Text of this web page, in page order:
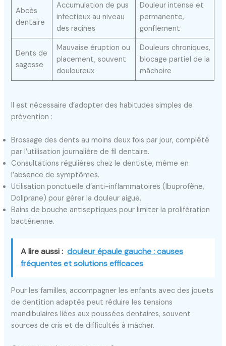
Abcès
dentaire
Accumulation de pus
infectieux au niveau
des racines
Douleur intense et
permanente,
gonflement
Dents de
sagesse
Mauvaise éruption ou
placement, souvent
douloureux
Douleurs chroniques,
blocage partiel de la
mâchoire
Il est nécessaire d’adopter des habitudes simples de
prévention :
Brossage des dents au moins deux fois par jour, complété
par l’utilisation journalière de fil dentaire.
Consultations régulières chez le dentiste, même en
l’absence de symptômes.
Utilisation ponctuelle d’anti-inflammatoires (Ibuprofène,
Doliprane) pour gérer la douleur aiguë.
Bains de bouche antiseptiques pour limiter la prolifération
bactérienne.
A lire aussi : douleur épaule gauche : causes
fréquentes et solutions efficaces
Pour les familles, accompagner les enfants avec des jouets
de dentition adaptés peut réduire les tensions
mandibulaires liées aux poussées dentaires, souvent
sources de cris et de difficultés à mâcher.